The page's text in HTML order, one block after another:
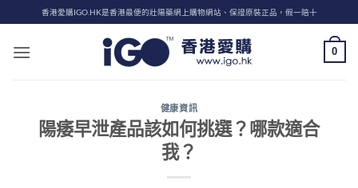
to
content
香港愛購IGO.HK是香港最便的壯陽藥網上購物網站、保證原裝正品，假一賠十
0
健康資訊
陽痿早泄產品該如何挑選？哪款適合
我？